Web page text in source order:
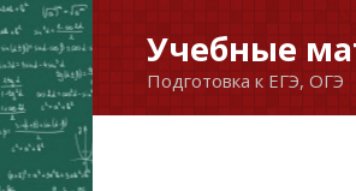
Перейти
к
содержанию
Учебные
Подготовка к ЕГЭ, ОГЭ